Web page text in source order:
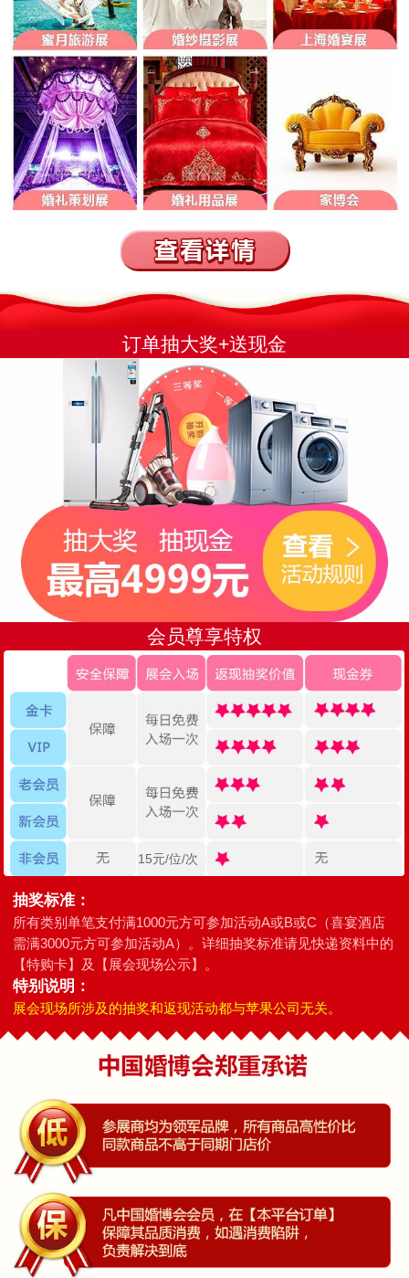
订单抽大奖+送现金
会员尊享特权
15元/位/次
抽奖标准：
所有类别单笔支付满1000元方可参加活动A或B或C（喜宴酒店
需满3000元方可参加活动A）。详细抽奖标准请见快递资料中的
【特购卡】及【展会现场公示】。
特别说明：
展会现场所涉及的抽奖和返现活动都与苹果公司无关。